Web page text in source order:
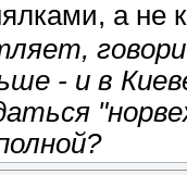
а
- и в